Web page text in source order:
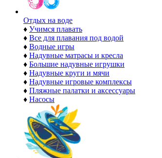
Отдых на воде
♦ Учимся плавать
♦ Все для плавания под водой
♦ Водные игры
♦ Надувные матрасы и кресла
♦ Большие надувные игрушки
♦ Надувные круги и мячи
♦ Надувные игровые комплексы
♦ Пляжные палатки и аксессуары
♦ Насосы